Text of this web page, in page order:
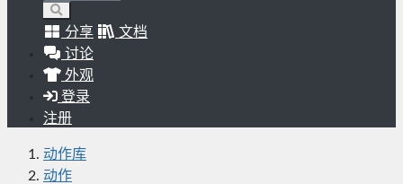
分享
文档
讨论
外观
登录
注册
动作库
动作